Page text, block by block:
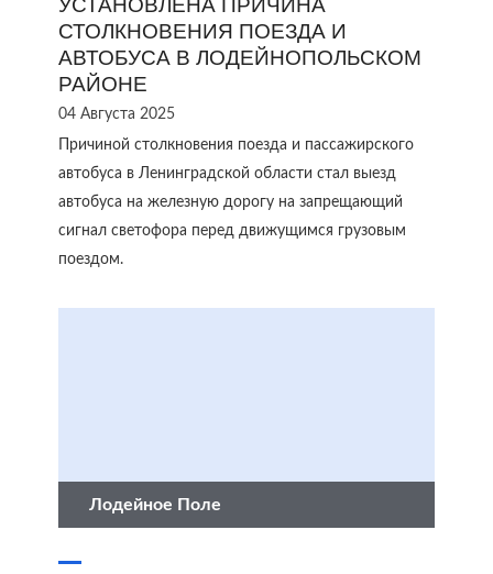
СТОЛКНОВЕНИЯ ПОЕЗДА И
АВТОБУСА В ЛОДЕЙНОПОЛЬСКОМ
РАЙОНЕ
04 Августа 2025
Причиной столкновения поезда и пассажирского
автобуса в Ленинградской области стал выезд
автобуса на железную дорогу на запрещающий
сигнал светофора перед движущимся грузовым
поездом.
Лодейное Поле